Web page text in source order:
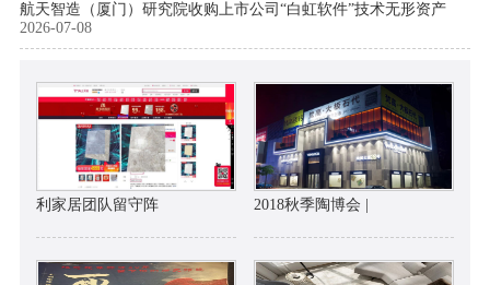
航天智造（厦门）研究院收购上市公司“白虹软件”技术无形资产
2026-07-08
利家居团队留守阵 2018秋季陶博会 |